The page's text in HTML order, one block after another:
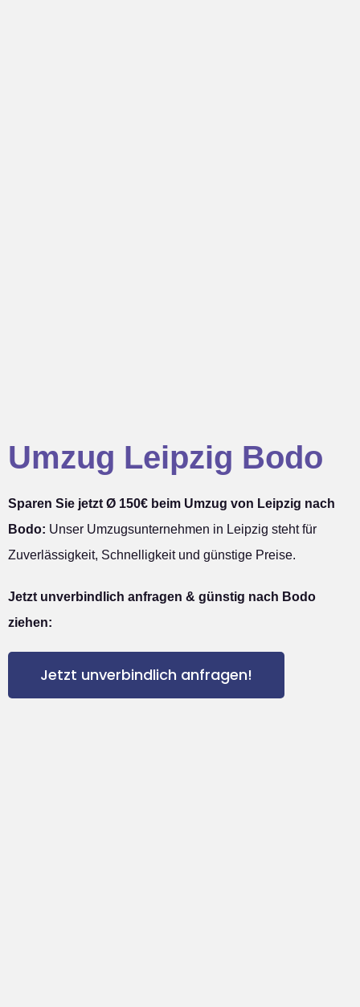
Umzug Leipzig Bodo
Sparen Sie jetzt Ø 150€ beim Umzug von Leipzig nach
Bodo: Unser Umzugsunternehmen in Leipzig steht für
Zuverlässigkeit, Schnelligkeit und günstige Preise.
Jetzt unverbindlich anfragen & günstig nach Bodo
ziehen:
Jetzt unverbindlich anfragen!